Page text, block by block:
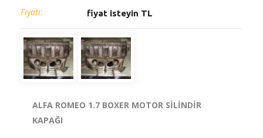
Fiyatı: fiyat isteyin TL
ALFA ROMEO 1.7 BOXER MOTOR SİLİNDİR
KAPAĞI